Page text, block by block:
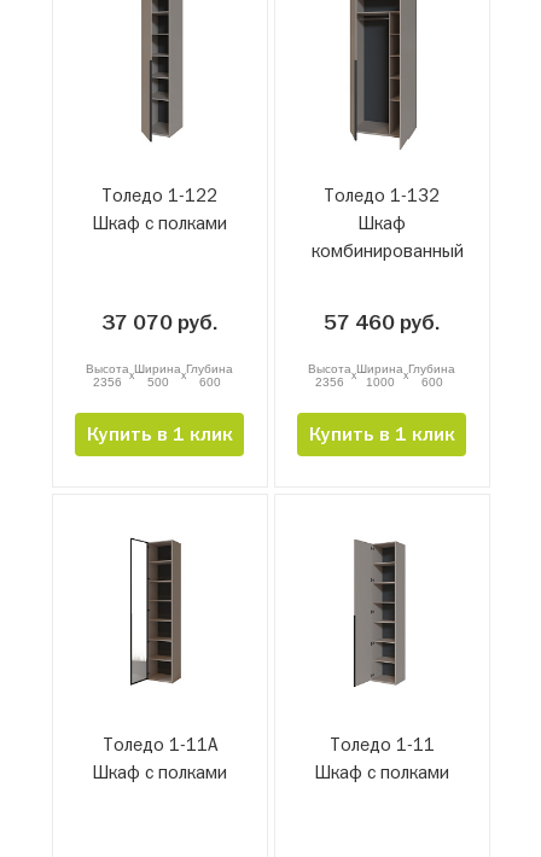
Толедо 1-122
Шкаф с полками
37 070 руб.
Высота
2356
xШирина
500
xГлубина
600
Купить в 1 клик
Толедо 1-132
Шкаф
комбинированный
57 460 руб.
Высота
2356
xШирина
1000
xГлубина
600
Купить в 1 клик
Толедо 1-11А
Шкаф с полками
Толедо 1-11
Шкаф с полками